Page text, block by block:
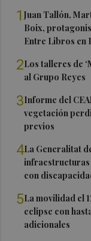
1Juan Tallón,
Boix,
Entre Libros en
2Los talleres de
al Grupo Reyes
3Informe del
vegetación
previos
4La Generalitat
infraestructuras
con
5La movilidad el
eclipse con
adicionales